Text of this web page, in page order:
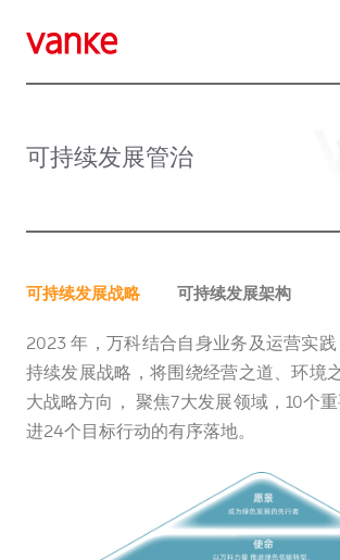
可持续发展管治
可持续发展战略 可持续发展架构
2023 年，万科结合自身业务及运营实
持续发展战略，将围绕经营之道、环境
大战略方向， 聚焦7大发展领域，10个
进24个目标行动的有序落地。